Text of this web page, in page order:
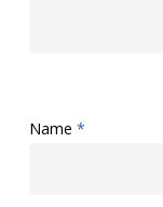
Name *